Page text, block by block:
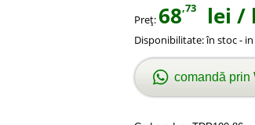
Preţ: 68,73 lei /
Disponibilitate:în stoc -
comandă prin